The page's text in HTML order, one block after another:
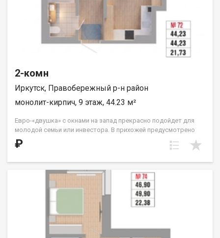
2-комн
Иркутск, Правобережный р-н район
монолит-кирпич, 9 этаж, 44.23 м²
Евро-«двушка» с окнами на запад прекрасно подойдет для
молодой семьи или инвестора. В прихожей предусмотрено
место для вместительной гардеробной комнаты, которая
спрячет в себя не только сезонные вещи, но и спортивное или
правильной прямоугольной формы, одна из спален в части
этажей имеет выход на французский балкон с видом на ул.
Култукскую и исторический центр города. ООО СЗ «ДЕСС-
Инвест» (Группа строительных компаний «Восток Центр
₽